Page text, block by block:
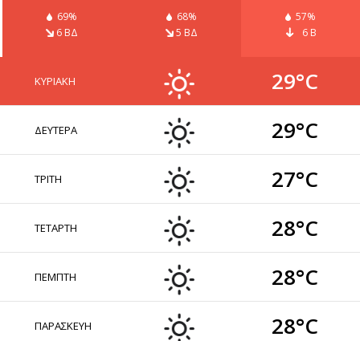
57%
6 Β
68%
5 ΒΔ
69%
6 ΒΔ
ΚΥΡΙΑΚΗ 29°C
ΔΕΥΤΕΡΑ 29°C
ΤΡΙΤΗ 27°C
ΤΕΤΑΡΤΗ 28°C
ΠΕΜΠΤΗ 28°C
ΠΑΡΑΣΚΕΥΗ 28°C